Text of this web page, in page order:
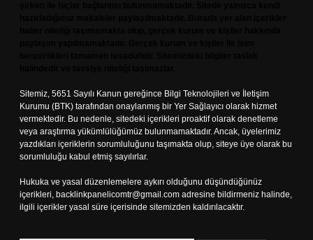
Sitemiz, 5651 Sayılı Kanun gereğince Bilgi Teknolojileri ve İletişim
Kurumu (BTK) tarafından onaylanmış bir Yer Sağlayıcı olarak hizmet
vermektedir. Bu nedenle, sitedeki içerikleri proaktif olarak denetleme
veya araştırma yükümlülüğümüz bulunmamaktadır. Ancak, üyelerimiz
yazdıkları içeriklerin sorumluluğunu taşımakta olup, siteye üye olarak bu
sorumluluğu kabul etmiş sayılırlar.
Hukuka ve yasal düzenlemelere aykırı olduğunu düşündüğünüz
içerikleri, backlinkpanelicomtr@gmail.com adresine bildirmeniz halinde,
ilgili içerikler yasal süre içerisinde sitemizden kaldırılacaktır.